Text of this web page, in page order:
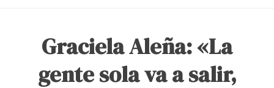
Graciela Aleña: «La
gente sola va a salir,